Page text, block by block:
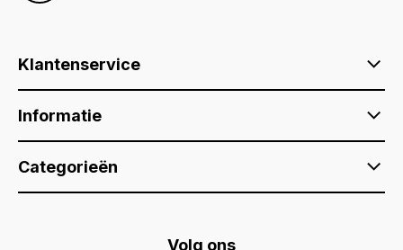
Klantenservice
Informatie
Categorieën
Volg ons